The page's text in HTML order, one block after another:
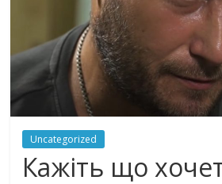
Uncategorized
Кажіть що